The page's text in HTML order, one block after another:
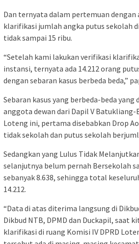
Dan ternyata dalam pertemuan dengan
klarifikasi jumlah angka putus sekolah
tidak sampai 15 ribu.
“Setelah kami lakukan verifikasi
instansi, ternyata ada 14.212 orang
dengan sebaran kasus berbeda beda,”
Sebaran kasus yang berbeda-beda yang
anggota dewan dari Dapil V
Loteng ini, pertama disebabkan Drop
tidak sekolah dan putus sekolah
Sedangkan yang Lulus Tidak
selanjutnya belum pernah Bersekolah
sebanyak 8.638, sehingga total
14.212.
“Data di atas diterima langsung di
Dikbud NTB, DPMD dan Duckapil, saat
klarifikasi di ruang Komisi IV DPRD